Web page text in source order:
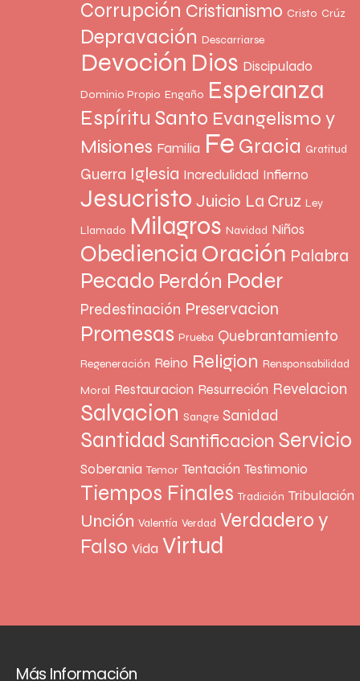
Corrupción Cristianismo Cristo Crúz
Depravación Descarriarse
Devoción Dios Discipulado
Dominio Propio Engaño Esperanza
Espíritu Santo Evangelismo y
Misiones Familia Fe Gracia Gratitud
Guerra Iglesia Incredulidad Infierno
Jesucristo Juicio La Cruz Ley
Llamado Milagros Navidad Niños
Obediencia Oración Palabra
Pecado Perdón Poder
Predestinación Preservacion
Promesas Prueba Quebrantamiento
Regeneración Reino Religion Rensponsabilidad
Moral Restauracion Resurreción Revelacion
Salvacion Sangre Sanidad
Santidad Santificacion Servicio
Soberania Temor Tentación Testimonio
Tiempos Finales Tradición Tribulación
Unción Valentía Verdad Verdadero y
Falso Vida Virtud
Más Información